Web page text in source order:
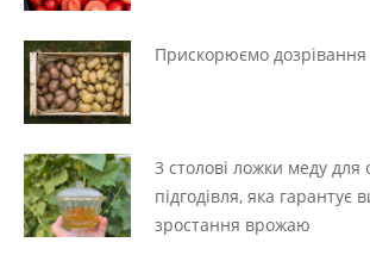
Прискорюємо дозрівання
3 столові ложки меду для
підгодівля, яка гарантує
зростання врожаю